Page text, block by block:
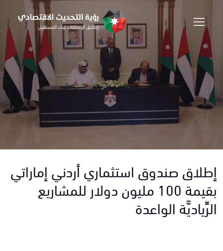
إطلاق صندوق استثماري أردني إماراتي
بقيمة 100 مليون دولار للمشاريع
الرِّياديَّة الواعدة